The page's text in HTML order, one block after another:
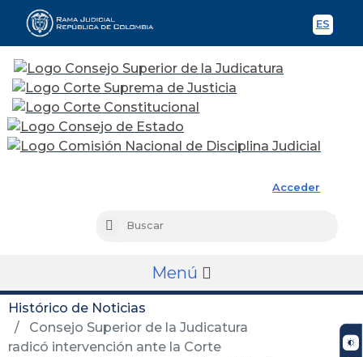
ES
Acceder
Buscar
Menú
Histórico de Noticias
Consejo Superior de la Judicatura
radicó intervención ante la Corte